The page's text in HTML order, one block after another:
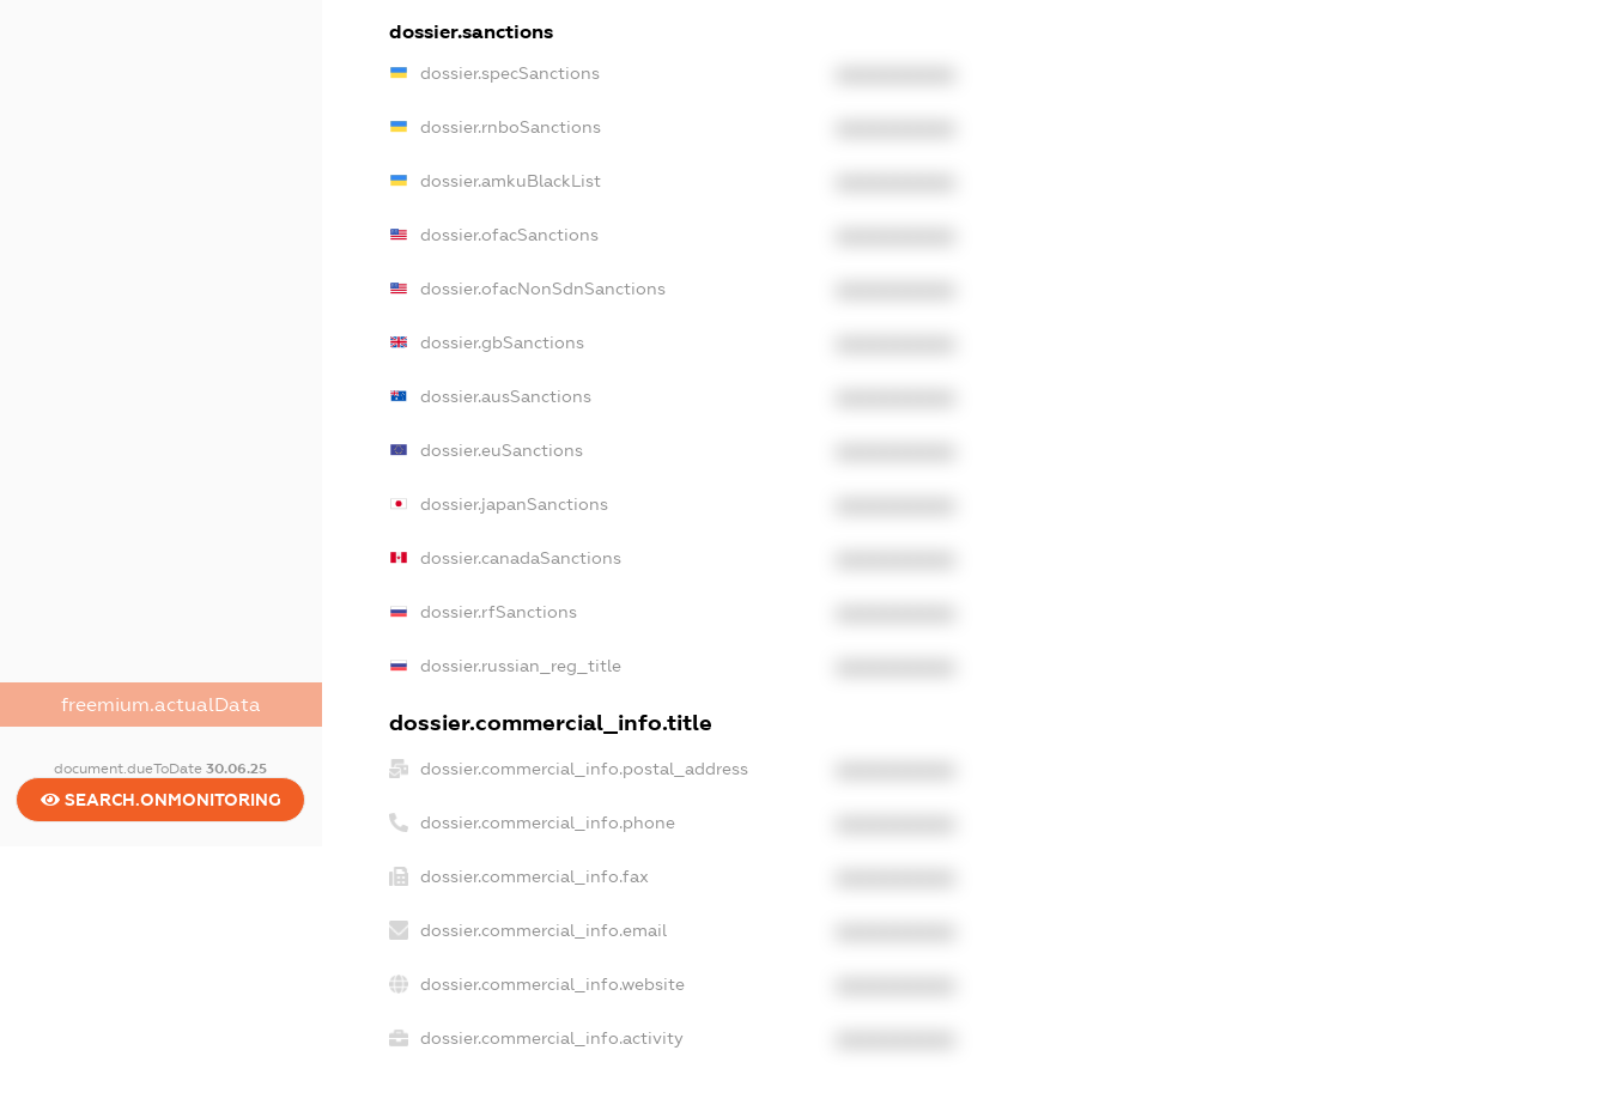
freemium.actualData
document.dueToDate30.06.25
SEARCH.ONMONITORING
dossier.sanctions
dossier.specSanctions
dossier.rnboSanctions
dossier.amkuBlackList
dossier.ofacSanctions
dossier.ofacNonSdnSanctions
dossier.gbSanctions
dossier.ausSanctions
dossier.euSanctions
dossier.japanSanctions
dossier.canadaSanctions
dossier.rfSanctions
dossier.russian_reg_title
dossier.commercial_info.title
dossier.commercial_info.postal_address
dossier.commercial_info.phone
dossier.commercial_info.fax
dossier.commercial_info.email
dossier.commercial_info.website
dossier.commercial_info.activity